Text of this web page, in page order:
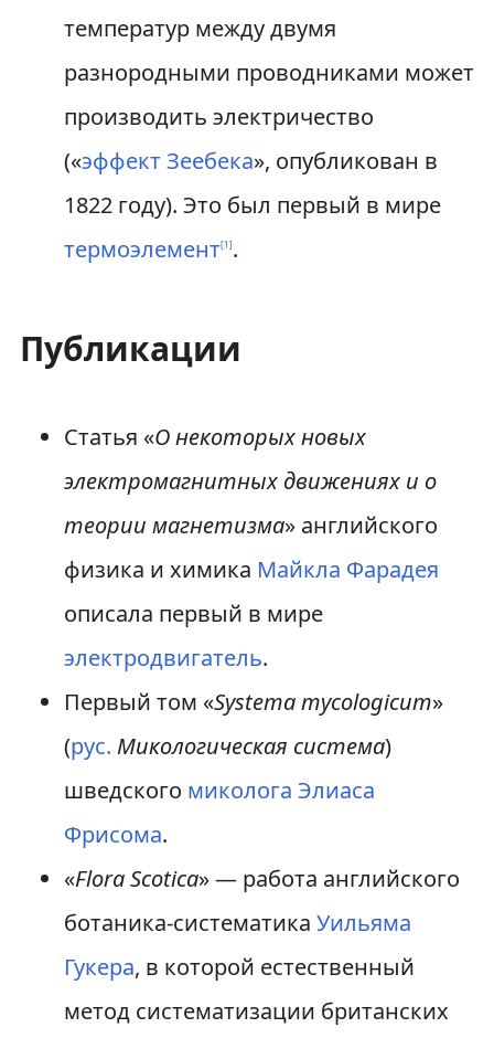
температур между двумя
разнородными проводниками может
производить электричество
(«эффект Зеебека», опубликован в
1822 году). Это был первый в мире
термоэлемент[1].
Публикации
Статья «О некоторых новых
электромагнитных движениях и о
теории магнетизма» английского
физика и химика Майкла Фарадея
описала первый в мире
электродвигатель.
Первый том «Systema mycologicum»
(рус. Микологическая система)
шведского миколога Элиаса
Фрисома.
«Flora Scotica» — работа английского
ботаника-систематика Уильяма
Гукера, в которой естественный
метод систематизации британских